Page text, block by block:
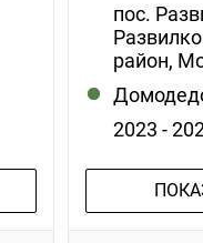
пос.
район,
2023 -